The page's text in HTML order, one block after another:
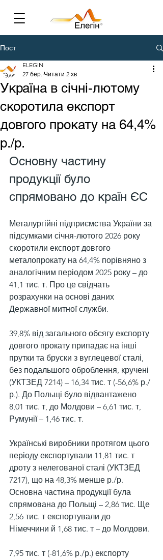
Пост
Україна в січні-лютому
скоротила експорт
довгого прокату на 64,4%
р./р.
ELEGIN
27 бер. Читати 2 хв
Основну частину
продукції було
спрямовано до країн ЄС
Металургійні підприємства України за
підсумками січня-лютого 2026 року
скоротили експорт довгого
металопрокату на 64,4% порівняно з
аналогічним періодом 2025 року – до
41,1 тис. т. Про це свідчать
розрахунки на основі даних
Державної митної служби.
39,8% від загального обсягу експорту
довгого прокату припадає на інші
прутки та бруски з вуглецевої сталі,
без подальшого оброблення, кручені
(УКТЗЕД 7214) – 16,34 тис. т (-56,6% р./
р.). До Польщі було відвантажено
8,01 тис. т, до Молдови – 6,61 тис. т,
Румунії – 1,46 тис. т.
Українські виробники протягом цього
періоду експортували 11,81 тис. т
дроту з нелегованої сталі (УКТЗЕД
7217), що на 48,3% менше р./р.
Основна частина продукції була
спрямована до Польщі – 2,86 тис. Ще
2,56 тис. т експортували до
Німеччини й 1,68 тис. т – до Молдови.
7,95 тис. т (-81,6% р./р.) експорту